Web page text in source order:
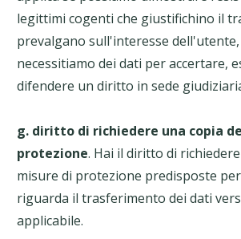
legittimi cogenti che giustifichino il
prevalgano sull'interesse
necessitiamo dei dati per accertare,
difendere un diritto in sede
g. diritto di richiedere una copia
protezione. Hai il diritto di
misure di protezione predisposte
riguarda il trasferimento dei dati
applicabile.